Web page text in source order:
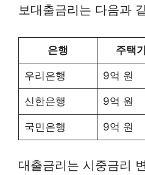
보대출금리는 다음과
은행 주택
우리은행 9억 원
신한은행 9억 원
국민은행 9억 원
대출금리는 시중금리